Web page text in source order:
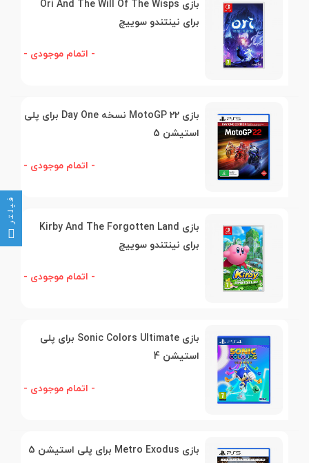
بازی Ori And The Will Of The Wisps
برای نینتندو سوییچ
- اتمام موجودی -
بازی MotoGP 22 نسخه Day One برای پلی
استیشن 5
- اتمام موجودی -
بازی Kirby And The Forgotten Land
برای نینتندو سوییچ
- اتمام موجودی -
بازی Sonic Colors Ultimate برای پلی
استیشن 4
- اتمام موجودی -
بازی Metro Exodus برای پلی استیشن 5
فیلتر